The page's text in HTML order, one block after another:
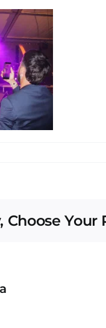
Choose